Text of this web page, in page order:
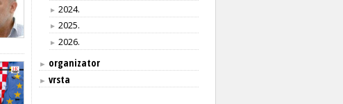
► 2024.
► 2025.
► 2026.
► organizator
► vrsta